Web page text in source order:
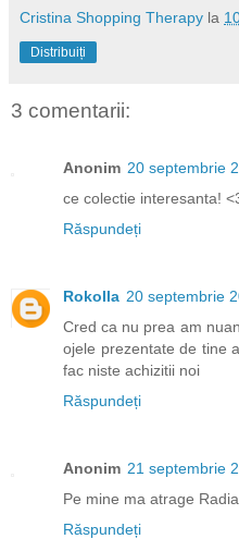
Cristina Shopping Therapy la
Distribuiți
3 comentarii:
Anonim 20 septembrie
ce colectie interesanta!
Răspundeți
Rokolla 20 septembrie
Cred ca nu prea am
ojele prezentate de tine
fac niste achizitii noi
Răspundeți
Anonim 21 septembrie
Pe mine ma atrage
Răspundeți